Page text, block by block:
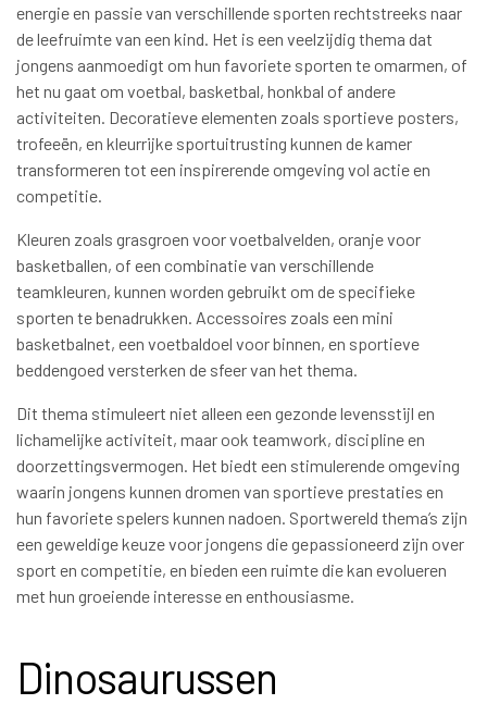
energie en passie van verschillende sporten rechtstreeks naar
de leefruimte van een kind. Het is een veelzijdig thema dat
jongens aanmoedigt om hun favoriete sporten te omarmen, of
het nu gaat om voetbal, basketbal, honkbal of andere
activiteiten. Decoratieve elementen zoals sportieve posters,
trofeeën, en kleurrijke sportuitrusting kunnen de kamer
transformeren tot een inspirerende omgeving vol actie en
competitie.
Kleuren zoals grasgroen voor voetbalvelden, oranje voor
basketballen, of een combinatie van verschillende
teamkleuren, kunnen worden gebruikt om de specifieke
sporten te benadrukken. Accessoires zoals een mini
basketbalnet, een voetbaldoel voor binnen, en sportieve
beddengoed versterken de sfeer van het thema.
Dit thema stimuleert niet alleen een gezonde levensstijl en
lichamelijke activiteit, maar ook teamwork, discipline en
doorzettingsvermogen. Het biedt een stimulerende omgeving
waarin jongens kunnen dromen van sportieve prestaties en
hun favoriete spelers kunnen nadoen. Sportwereld thema’s zijn
een geweldige keuze voor jongens die gepassioneerd zijn over
sport en competitie, en bieden een ruimte die kan evolueren
met hun groeiende interesse en enthousiasme.
Dinosaurussen